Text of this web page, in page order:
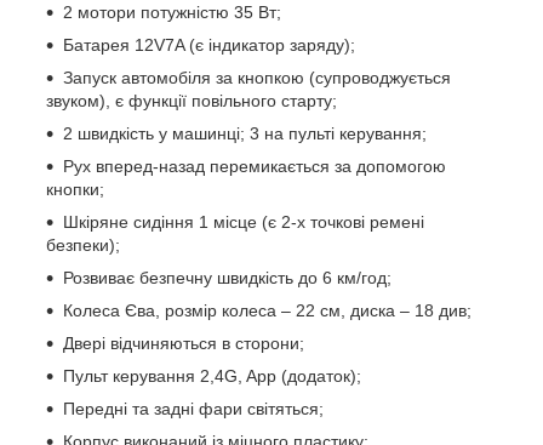
2 мотори потужністю 35 Вт;
Батарея 12V7A (є індикатор заряду);
Запуск автомобіля за кнопкою (супроводжується
звуком), є функції повільного старту;
2 швидкість у машинці; 3 на пульті керування;
Рух вперед-назад перемикається за допомогою
кнопки;
Шкіряне сидіння 1 місце (є 2-х точкові ремені
безпеки);
Розвиває безпечну швидкість до 6 км/год;
Колеса Єва, розмір колеса – 22 см, диска – 18 див;
Двері відчиняються в сторони;
Пульт керування 2,4G, App (додаток);
Передні та задні фари світяться;
Корпус виконаний із міцного пластику;